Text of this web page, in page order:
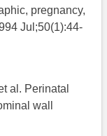
pregnancy,
Jul;50(1):44-
al. Perinatal
wall